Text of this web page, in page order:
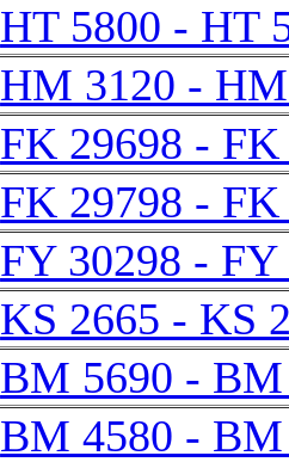
HT 5800 - HT
HM 3120 -
FK 29698 - FK
FK 29798 - FK
FY 30298 - FY
KS 2665 - KS
BM 5690 -
BM 4580 -